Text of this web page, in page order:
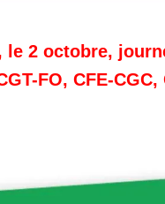
le 2 octobre,
FO, CFE-